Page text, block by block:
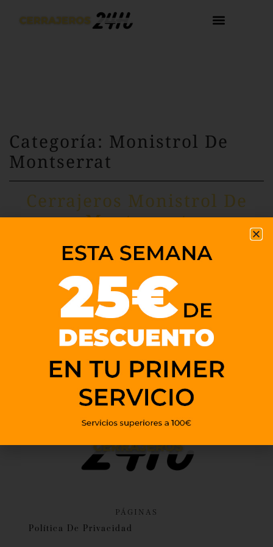
Categoría: Monistrol De
Montserrat
Cerrajeros Monistrol De
Montserrat
PÁGINAS
Política De Privacidad